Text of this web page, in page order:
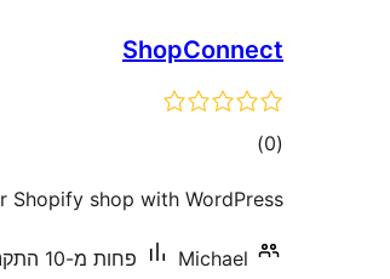
ShopConnect
(0 דרוגים)
Shopify shop with WordPress
Michael פחות מ-10 התקנות פעילות